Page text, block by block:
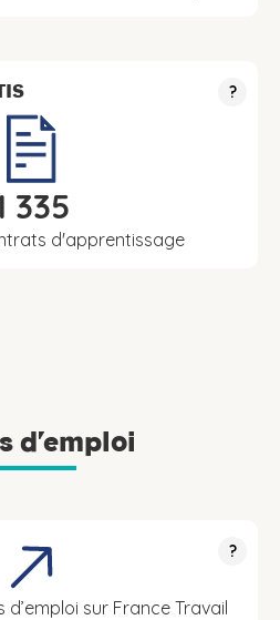
?
335
d'apprentissage
d’emploi
?
sur France Travail